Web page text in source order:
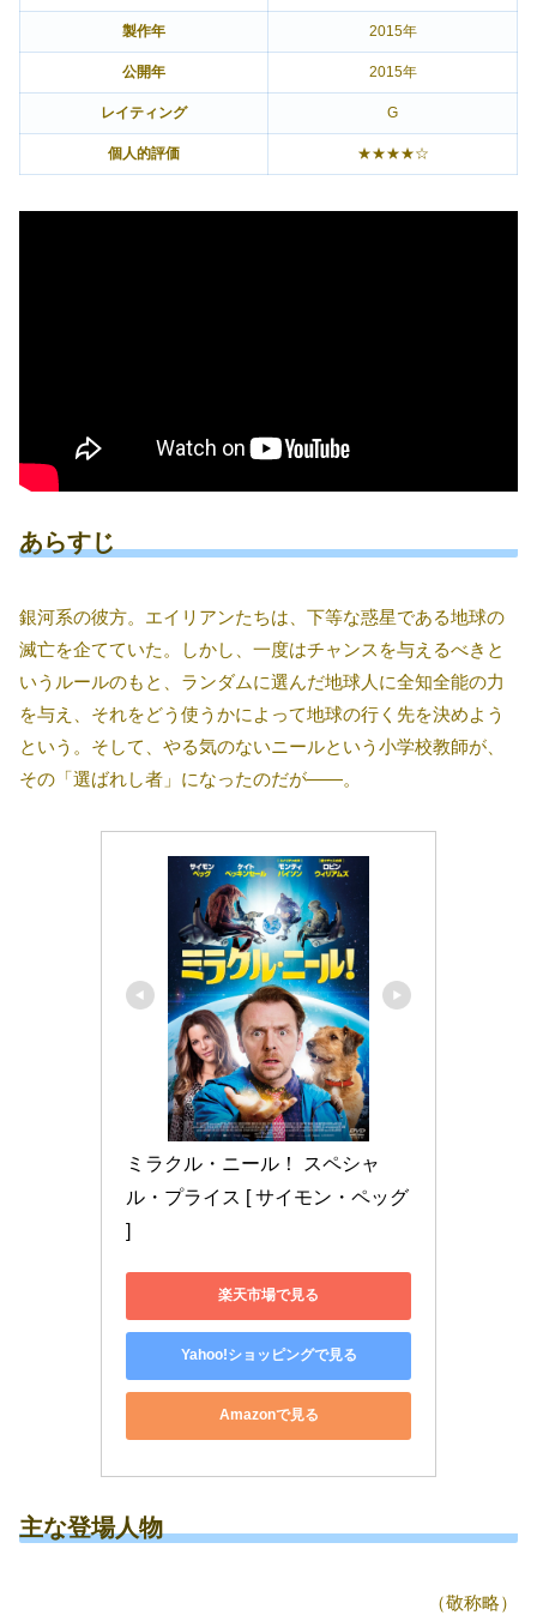
製作年 2015年
公開年 2015年
レイティング G
個人的評価 ★★★★☆
あらすじ
銀河系の彼方。エイリアンたちは、下等な惑星である地球の
滅亡を企てていた。しかし、一度はチャンスを与えるべきと
いうルールのもと、ランダムに選んだ地球人に全知全能の力
を与え、それをどう使うかによって地球の行く先を決めよう
という。そして、やる気のないニールという小学校教師が、
その「選ばれし者」になったのだが――。
ミラクル・ニール！ スペシャ
ル・プライス [ サイモン・ペッグ
]
楽天市場で見る
Yahoo!ショッピングで見る
Amazonで見る
主な登場人物
（敬称略）